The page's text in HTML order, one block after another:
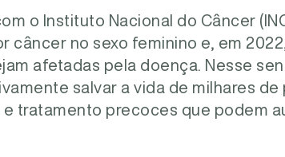
o Instituto Nacional do Câncer
câncer no sexo feminino e, em
afetadas pela doença. Nesse
salvar a vida de milhares
tratamento precoces que podem